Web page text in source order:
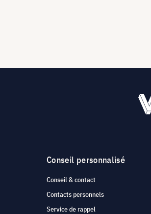
Conseil personnalisé
Conseil & contact
Contacts personnels
Service de rappel